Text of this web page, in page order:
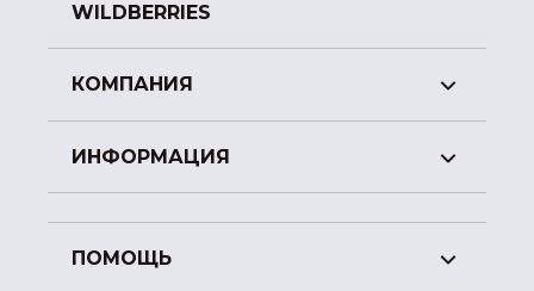
WILDBERRIES
КОМПАНИЯ
ИНФОРМАЦИЯ
ПОМОЩЬ